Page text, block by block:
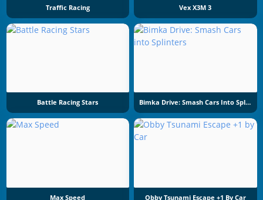
Traffic Racing Vex X3M 3
Battle Racing Stars Bimka Drive: Smash Cars Into Splinters
Max Speed Obby Tsunami Escape +1 By Car